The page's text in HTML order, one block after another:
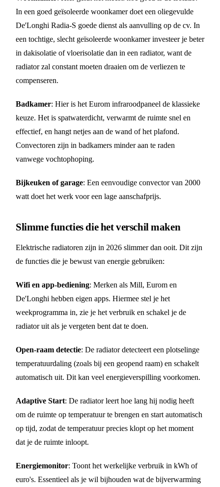
In een goed geïsoleerde woonkamer doet een oliegevulde
De'Longhi Radia-S goede dienst als aanvulling op de cv. In
een tochtige, slecht geïsoleerde woonkamer investeer je beter
in dakisolatie of vloerisolatie dan in een radiator, want de
radiator zal constant moeten draaien om de verliezen te
compenseren.
Badkamer: Hier is het Eurom infraroodpaneel de klassieke
keuze. Het is spatwaterdicht, verwarmt de ruimte snel en
effectief, en hangt netjes aan de wand of het plafond.
Convectoren zijn in badkamers minder aan te raden
vanwege vochtophoping.
Bijkeuken of garage: Een eenvoudige convector van 2000
watt doet het werk voor een lage aanschafprijs.
Slimme functies die het verschil maken
Elektrische radiatoren zijn in 2026 slimmer dan ooit. Dit zijn
de functies die je bewust van energie gebruiken:
Wifi en app-bediening: Merken als Mill, Eurom en
De'Longhi hebben eigen apps. Hiermee stel je het
weekprogramma in, zie je het verbruik en schakel je de
radiator uit als je vergeten bent dat te doen.
Open-raam detectie: De radiator detecteert een plotselinge
temperatuurdaling (zoals bij een geopend raam) en schakelt
automatisch uit. Dit kan veel energieverspilling voorkomen.
Adaptive Start: De radiator leert hoe lang hij nodig heeft
om de ruimte op temperatuur te brengen en start automatisch
op tijd, zodat de temperatuur precies klopt op het moment
dat je de ruimte inloopt.
Energiemonitor: Toont het werkelijke verbruik in kWh of
euro's. Essentieel als je wil bijhouden wat de bijverwarming